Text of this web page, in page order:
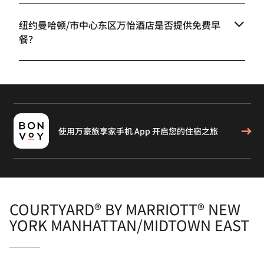
纽约曼哈顿/市中心东区万怡酒店是否提供免费早
餐？
使用万豪旅享家手机 App 开启您的住宿之旅
COURTYARD® BY MARRIOTT® NEW
YORK MANHATTAN/MIDTOWN EAST